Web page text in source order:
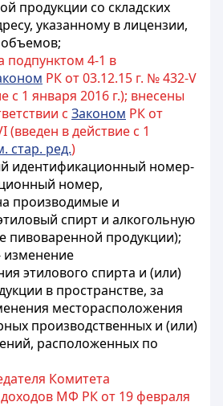
продукции со складских
указанному в лицензии,
подпунктом 4-1 в
РК от 03.12.15 г. № 432-V
с 1 января 2016 г.); внесены
с Законом РК от
(введен в действие с 1
стар. ред.)
идентификационный номер-
номер,
производимые и
спирт и алкогольную
пивоваренной продукции);
этилового спирта и (или)
в пространстве, за
месторасположения
производственных и (или)
расположенных по
Комитета
доходов МФ РК от 19 февраля